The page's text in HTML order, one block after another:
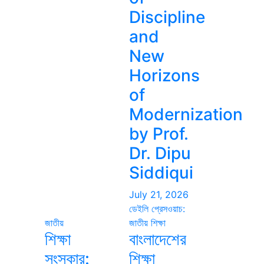
Discipline
and
New
Horizons
of
Modernization
by Prof.
Dr. Dipu
Siddiqui
July 21, 2026
ডেইলি প্রেসওয়াচ:
জাতীয়
শিক্ষা
সংস্কার:
জাতীয় শিক্ষা
বাংলাদেশের
শিক্ষা